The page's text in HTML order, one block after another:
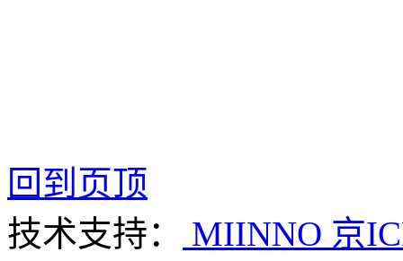
回到页顶
技术支持：
MIINNO 京